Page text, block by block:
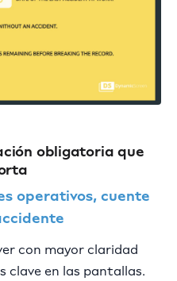
obligatoria que
operativos, cuente
con mayor claridad
clave en las pantallas.